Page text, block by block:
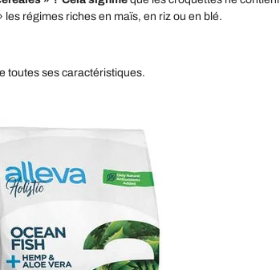
les régimes riches en maïs, en riz ou en blé.
toutes ses caractéristiques.